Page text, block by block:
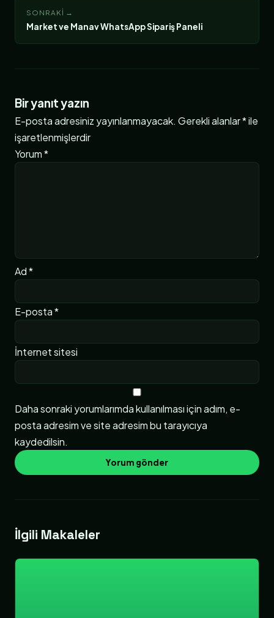
SONRAKI →
Market ve Manav WhatsApp Sipariş Paneli
Bir yanıt yazın
E-posta adresiniz yayınlanmayacak. Gerekli alanlar*ile
işaretlenmişlerdir
Yorum*
Ad*
E-posta*
İnternet sitesi
Daha sonraki yorumlarımda kullanılması için adım, e-
posta adresim ve site adresim bu tarayıcıya
kaydedilsin.
İlgili Makaleler